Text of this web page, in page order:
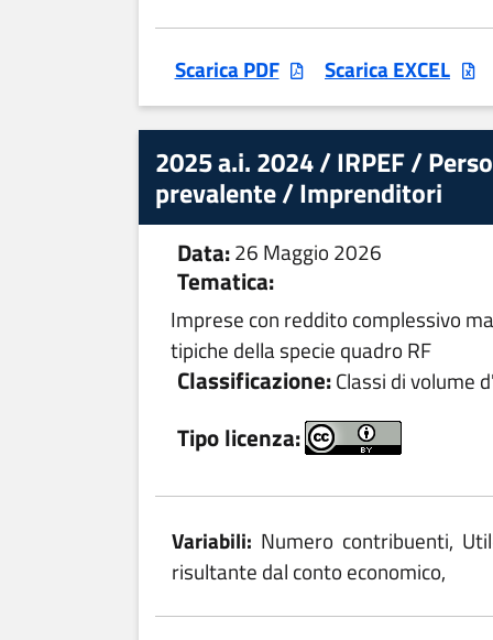
Scarica PDF Scarica EXCEL
2025 a.i. 2024 / IRPEF /
prevalente / Imprenditori
Data:26 Maggio 2026
Tematica:
Imprese con reddito complessivo
tipiche della specie quadro RF
Classificazione:Classi di volume
Tipo licenza:
Variabili: Numero contribuenti,
risultante dal conto economico,